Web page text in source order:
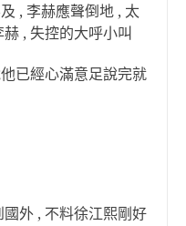
, 李赫應聲倒地 , 太
, 失控的大呼小叫
已經心滿意足說完就
外 , 不料徐江熙剛好